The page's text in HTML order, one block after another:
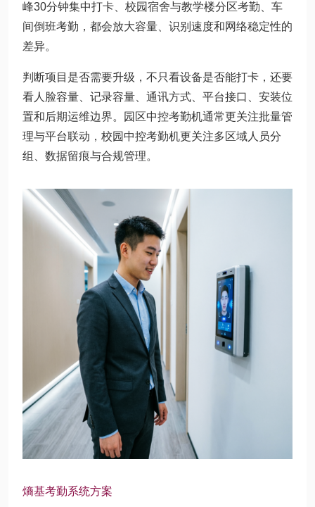
峰30分钟集中打卡、校园宿舍与教学楼分区考勤、车
间倒班考勤，都会放大容量、识别速度和网络稳定性的
差异。
判断项目是否需要升级，不只看设备是否能打卡，还要
看人脸容量、记录容量、通讯方式、平台接口、安装位
置和后期运维边界。园区中控考勤机通常更关注批量管
理与平台联动，校园中控考勤机更关注多区域人员分
组、数据留痕与合规管理。
熵基考勤系统方案